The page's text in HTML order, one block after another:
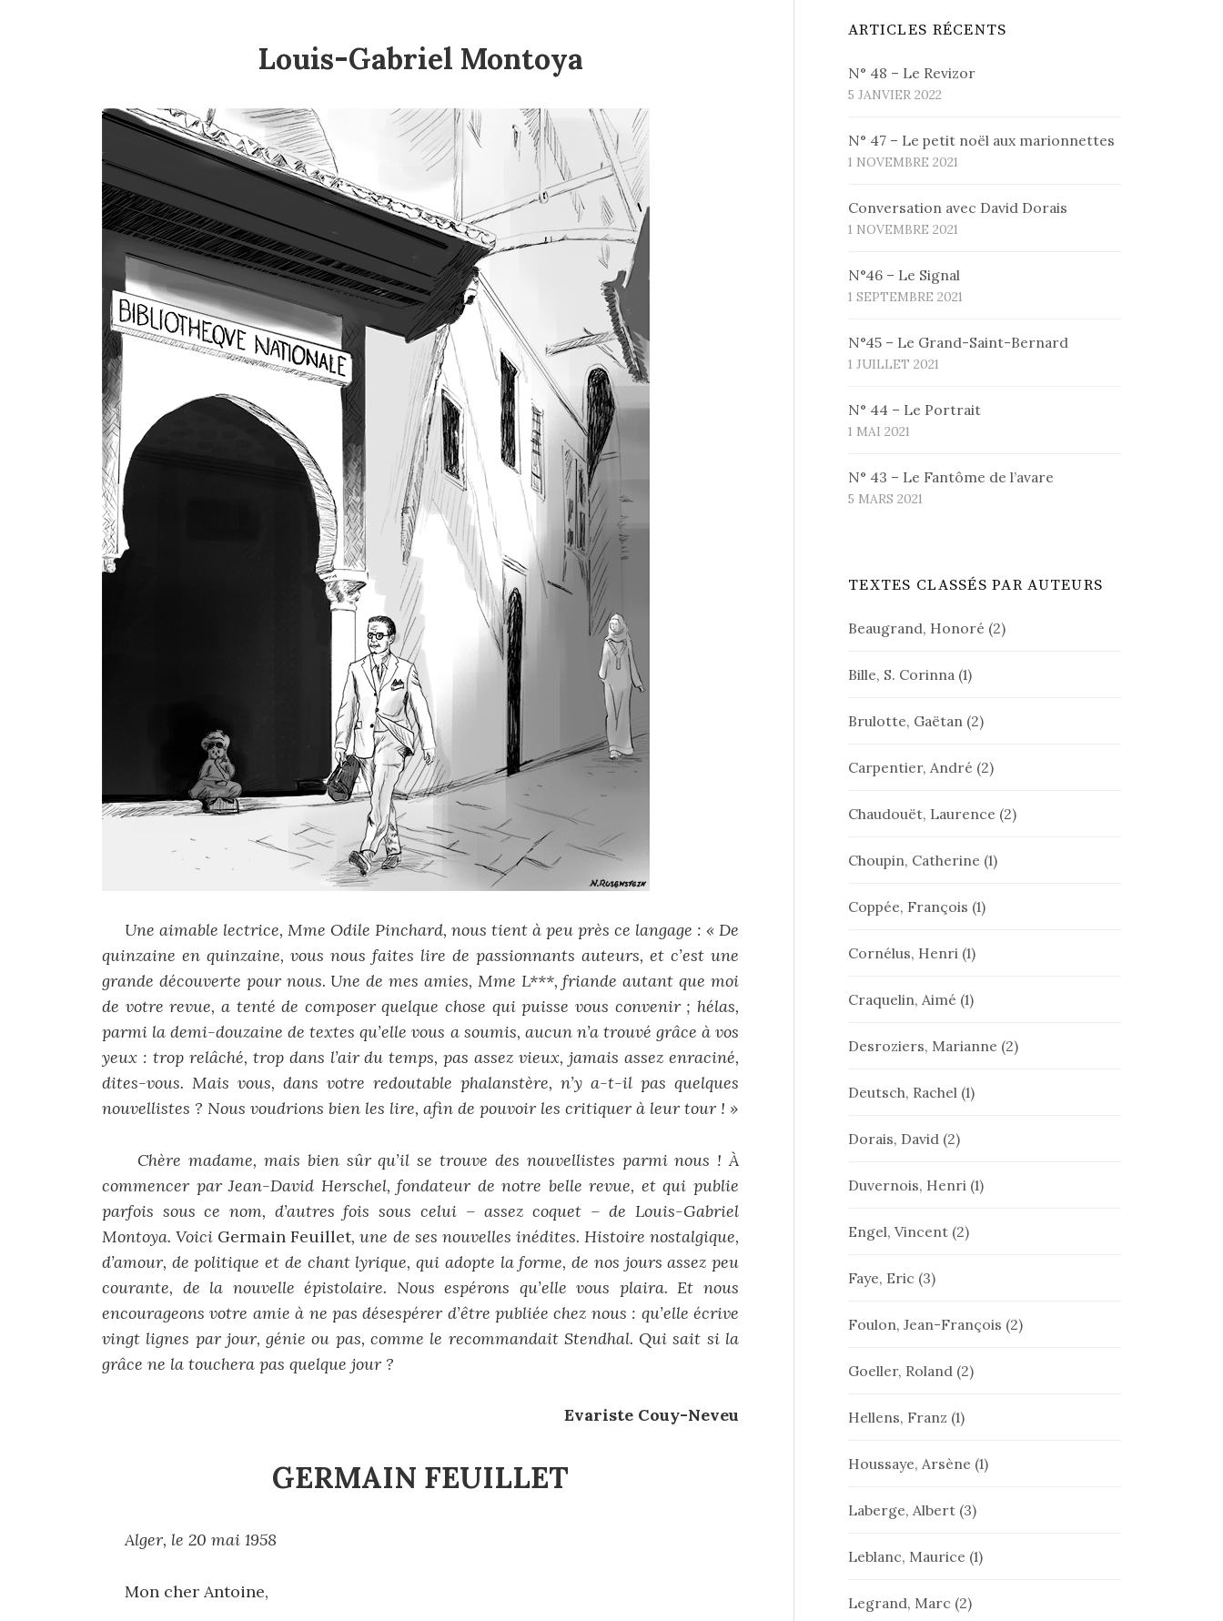
Louis-Gabriel Montoya
Une aimable lectrice, Mme Odile Pinchard, nous tient à peu près ce langage : « De
quinzaine en quinzaine, vous nous faites lire de passionnants auteurs, et c’est une
grande découverte pour nous. Une de mes amies, Mme L***, friande autant que moi
de votre revue, a tenté de composer quelque chose qui puisse vous convenir ; hélas,
parmi la demi-douzaine de textes qu’elle vous a soumis, aucun n’a trouvé grâce à vos
yeux : trop relâché, trop dans l’air du temps, pas assez vieux, jamais assez enraciné,
dites-vous. Mais vous, dans votre redoutable phalanstère, n’y a-t-il pas quelques
nouvellistes ? Nous voudrions bien les lire, afin de pouvoir les critiquer à leur tour ! »
Chère madame, mais bien sûr qu’il se trouve des nouvellistes parmi nous ! À
commencer par Jean-David Herschel, fondateur de notre belle revue, et qui publie
parfois sous ce nom, d’autres fois sous celui – assez coquet – de Louis-Gabriel
Montoya. Voici Germain Feuillet, une de ses nouvelles inédites. Histoire nostalgique,
d’amour, de politique et de chant lyrique, qui adopte la forme, de nos jours assez peu
courante, de la nouvelle épistolaire. Nous espérons qu’elle vous plaira. Et nous
encourageons votre amie à ne pas désespérer d’être publiée chez nous : qu’elle écrive
vingt lignes par jour, génie ou pas, comme le recommandait Stendhal. Qui sait si la
grâce ne la touchera pas quelque jour ?
Evariste Couy-Neveu
GERMAIN FEUILLET
Alger, le 20 mai 1958
Mon cher Antoine,
ARTICLES RÉCENTS
N° 48 – Le Revizor
5 JANVIER 2022
N° 47 – Le petit noël aux marionnettes
1 NOVEMBRE 2021
Conversation avec David Dorais
1 NOVEMBRE 2021
N°46 – Le Signal
1 SEPTEMBRE 2021
N°45 – Le Grand-Saint-Bernard
1 JUILLET 2021
N° 44 – Le Portrait
1 MAI 2021
N° 43 – Le Fantôme de l’avare
5 MARS 2021
TEXTES CLASSÉS PAR AUTEURS
Beaugrand, Honoré (2)
Bille, S. Corinna (1)
Brulotte, Gaëtan (2)
Carpentier, André (2)
Chaudouët, Laurence (2)
Choupin, Catherine (1)
Coppée, François (1)
Cornélus, Henri (1)
Craquelin, Aimé (1)
Desroziers, Marianne (2)
Deutsch, Rachel (1)
Dorais, David (2)
Duvernois, Henri (1)
Engel, Vincent (2)
Faye, Eric (3)
Foulon, Jean-François (2)
Goeller, Roland (2)
Hellens, Franz (1)
Houssaye, Arsène (1)
Laberge, Albert (3)
Leblanc, Maurice (1)
Legrand, Marc (2)